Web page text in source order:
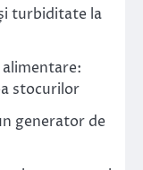
turbiditate la
stocurilor
generator de